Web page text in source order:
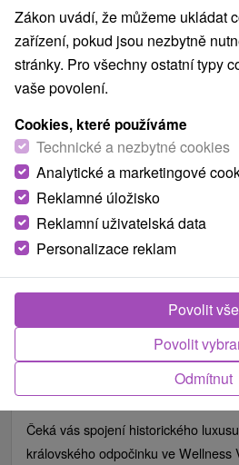
Zavolejte nám
TIP
Pobyt „Wellness & Art“ v
luxus za speciální cenu
Hotel Lomnica★★★★
9,7 (168 recenzí)Od 1 Noci
Čeká vás spojení historického
královského odpočinku ve Wellness
Zákon uvádí, že můžeme ukládat
zařízení, pokud jsou nezbytně
stránky. Pro všechny ostatní typy
vaše povolení.
Cookies, které používáme
Technické a nezbytné cookies
Analytické a marketingové
Reklamné úložisko
Reklamní uživatelská data
Personalizace reklam
Odmítnut
Povolit
Povolit vše